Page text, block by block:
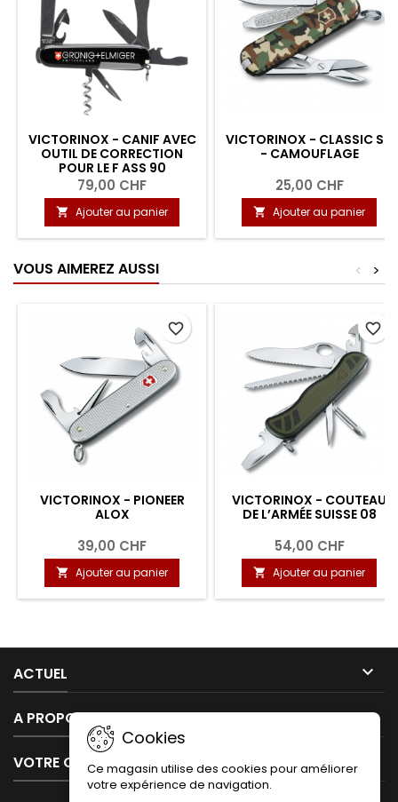
VICTORINOX - CANIF AVEC
OUTIL DE CORRECTION
POUR LE F ASS 90
79,00 CHF
 Ajouter au panier
VICTORINOX - CLASSIC SD
- CAMOUFLAGE
25,00 CHF
 Ajouter au panier
VOUS AIMEREZ AUSSI >
<
VICTORINOX - PIONEER
ALOX
39,00 CHF
 Ajouter au panier
favorite_border
VICTORINOX - COUTEAU
DE L’ARMÉE SUISSE 08
54,00 CHF
 Ajouter au panier
favorite_border
ACTUEL 
A PROPOS DE NOUS 
VOTRE COMPTE 
Cookies
Ce magasin utilise des cookies pour améliorer
votre expérience de navigation.